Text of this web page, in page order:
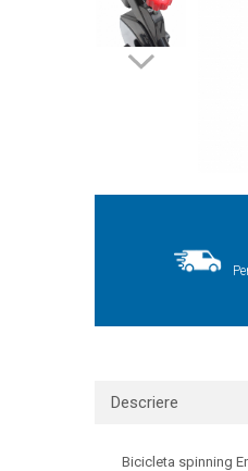
Descriere
Bicicleta spinning